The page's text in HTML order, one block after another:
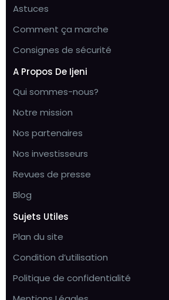
Astuces
Comment ça marche
Consignes de sécurité
A Propos De Ijeni
Qui sommes-nous?
Notre mission
Nos partenaires
Nos investisseurs
Revues de presse
Blog
Sujets Utiles
Plan du site
Condition d’utilisation
Politique de confidentialité